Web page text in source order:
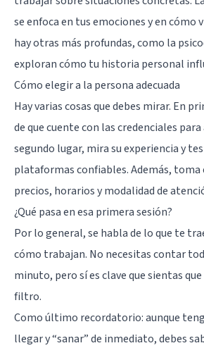
se enfoca en tus emociones y en cómo
hay otras más profundas, como la
exploran cómo tu historia personal
Cómo elegir a la persona adecuada
Hay varias cosas que debes mirar. En
de que cuente con las credenciales
segundo lugar, mira su experiencia y
plataformas confiables. Además, toma
precios, horarios y modalidad de
¿Qué pasa en esa primera sesión?
Por lo general, se habla de lo que te
cómo trabajan. No necesitas contar
minuto, pero sí es clave que sientas
filtro.
Como último recordatorio: aunque
llegar y “sanar” de inmediato, debes